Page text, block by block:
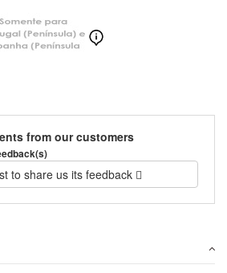
from our customers
to share us its feedback